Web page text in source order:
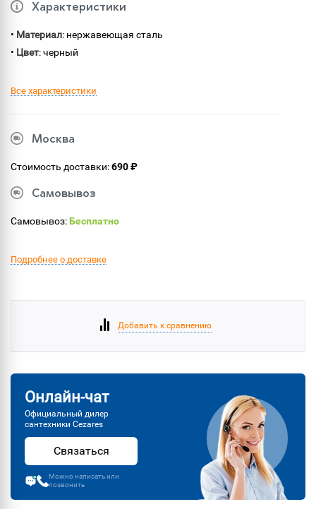
Характеристики
• Материал: нержавеющая сталь
• Цвет: черный
Все характеристики
Москва
Стоимость доставки:690 ₽
Самовывоз
Самовывоз:Бесплатно
Подробнее о доставке
Добавить к сравнению
Онлайн-чат
Официальный дилер
сантехники Cezares
Связаться
Можно написать или
позвонить